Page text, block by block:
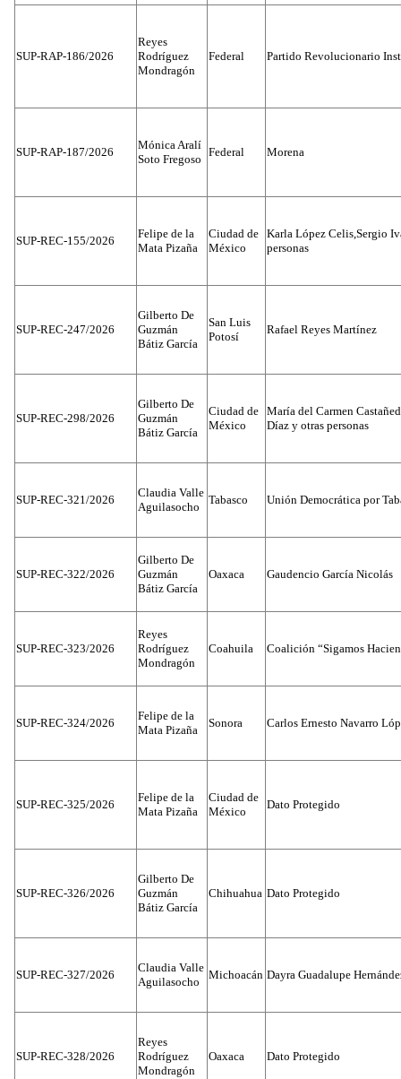
SUP-RAP-186/2026
Reyes
Rodríguez
Mondragón
Federal Partido Revolucionario
SUP-RAP-187/2026
Mónica Aralí
Soto Fregoso
Federal Morena
SUP-REC-155/2026
Felipe de la
Mata Pizaña
Ciudad de
México
Karla López Celis,Sergio
personas
SUP-REC-247/2026
Gilberto De
Guzmán
Bátiz García
San Luis
Potosí
Rafael Reyes Martínez
SUP-REC-298/2026
Gilberto De
Guzmán
Bátiz García
Ciudad de
México
María del Carmen
Díaz y otras personas
SUP-REC-321/2026
Claudia Valle
Aguilasocho
Tabasco Unión Democrática por
SUP-REC-322/2026
Gilberto De
Guzmán
Bátiz García
Oaxaca Gaudencio García Nicolás
SUP-REC-323/2026
Reyes
Rodríguez
Mondragón
Coahuila Coalición “Sigamos
SUP-REC-324/2026
Felipe de la
Mata Pizaña
Sonora Carlos Ernesto Navarro
SUP-REC-325/2026
Felipe de la
Mata Pizaña
Ciudad de
México
Dato Protegido
SUP-REC-326/2026
Gilberto De
Guzmán
Bátiz García
Chihuahua Dato Protegido
SUP-REC-327/2026
Claudia Valle
Aguilasocho
Michoacán Dayra Guadalupe
SUP-REC-328/2026
Reyes
Rodríguez
Mondragón
Oaxaca Dato Protegido